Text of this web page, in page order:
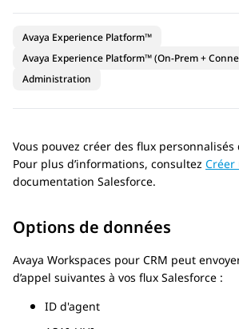
Avaya Experience Platform™
Avaya Experience Platform™ (On-Prem +
Administration
Vous pouvez créer des flux personnalisés
Pour plus d’informations, consultez Créer
documentation Salesforce.
Options de données
Avaya Workspaces pour CRM peut
d’appel suivantes à vos flux Salesforce :
ID d'agent